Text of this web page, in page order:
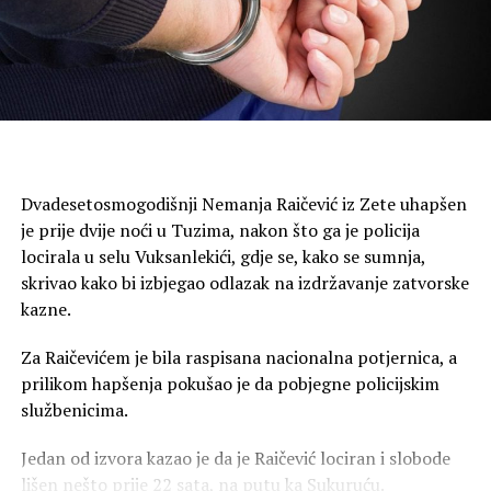
Tom prilikom pronađeni su i privremeno oduzeti
predmeti i stvari koji će biti predmet daljih provjera i
odgovarajućih vještačenja.
i sprovođenjem operativnih aktivnosti usmjerenih na
otkrivanje i sprječavanje krijumčarenja opojnih droga i
drugih oblika prekograničnog kriminala, sa ciljem zaštite
bezbjednosti građana i državne granice Crne Gore.
sprovođenju istrage protiv lica M.S. zbog postojanja
osnovane sumnje da je izvršio krivično djelo neovlašćena
proizvodnja, držanje i stavljanje u promet opojnih droga.
“Okrivljenom se stavlja na teret da je 7. avgusta 2026.
godine, na području Plužina, neovlašćeno prenosio
Dvadesetosmogodišnji Nemanja Raičević iz Zete uhapšen
je prije dvije noći u Tuzima, nakon što ga je policija
locirala u selu Vuksanlekići, gdje se, kako se sumnja,
skrivao kako bi izbjegao odlazak na izdržavanje zatvorske
kazne.
Za Raičevićem je bila raspisana nacionalna potjernica, a
prilikom hapšenja pokušao je da pobjegne policijskim
službenicima.
Jedan od izvora kazao je da je Raičević lociran i slobode
lišen nešto prije 22 sata, na putu ka Sukuruću.